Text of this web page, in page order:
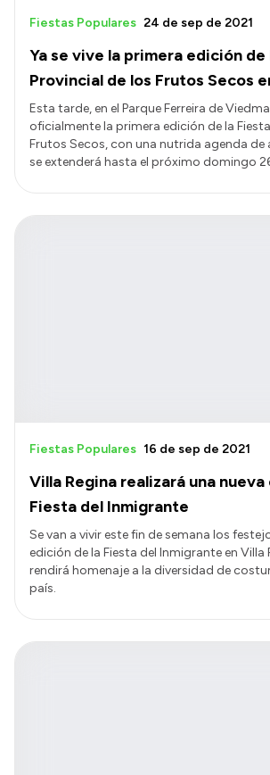
Ya se vive la primera edición de
Provincial de los Frutos Secos
Fiestas Populares 24 de sep de 2021
Esta tarde, en el Parque Ferreira de
oficialmente la primera edición de la
Frutos Secos, con una nutrida agenda de
se extenderá hasta el próximo domingo
Villa Regina realizará una
Fiesta del Inmigrante
Fiestas Populares 16 de sep de 2021
Se van a vivir este fin de semana los
edición de la Fiesta del Inmigrante en Villa
rendirá homenaje a la diversidad de
país.